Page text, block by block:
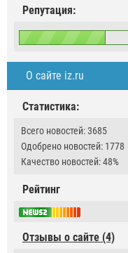
Репутация:
О сайте iz.ru
Статистика:
Всего новостей: 3685
Одобрено новостей: 1778
Качество новостей: 48%
Рейтинг
Отзывы о сайте (4)